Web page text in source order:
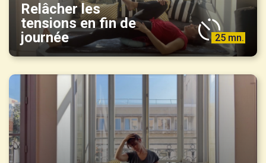
Relâcher les
tensions en fin de
journée
25 mn.